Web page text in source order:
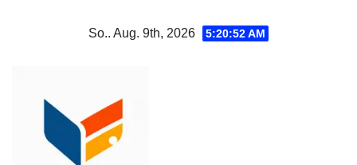
So.. Aug. 9th, 2026 5:20:52 AM